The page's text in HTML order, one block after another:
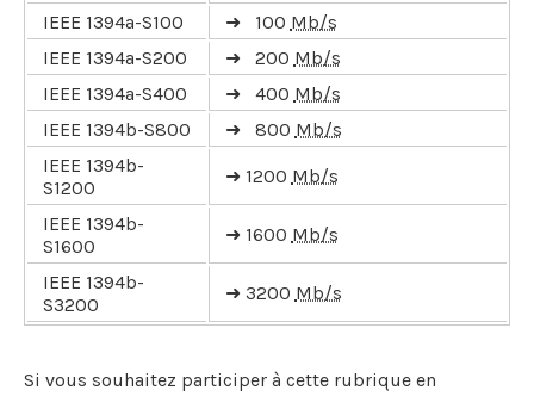
IEEE 1394a-S100
➜ 100 Mb/s
IEEE 1394a-S200
➜ 200 Mb/s
IEEE 1394a-S400
➜ 400 Mb/s
IEEE 1394b-S800
➜ 800 Mb/s
IEEE 1394b-
S1200
➜ 1200 Mb/s
IEEE 1394b-
S1600
➜ 1600 Mb/s
IEEE 1394b-
S3200
➜ 3200 Mb/s
Si vous souhaitez participer à cette rubrique en